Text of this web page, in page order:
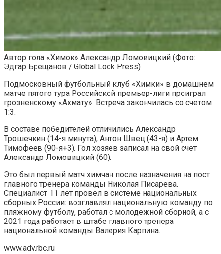
Автор гола «Химок» Александр Ломовицкий (Фото:
Эдгар Брещанов / Global Look Press)
Подмосковный футбольный клуб «Химки» в домашнем
матче пятого тура Российской премьер-лиги проиграл
грозненскому «Ахмату». Встреча закончилась со счетом
1:3.
В составе победителей отличились Александр
Трошечкин (14-я минута), Антон Швец (43-я) и Артем
Тимофеев (90-я+3). Гол хозяев записал на свой счет
Александр Ломовицкий (60).
Это был первый матч химчан после назначения на пост
главного тренера команды Николая Писарева.
Специалист 11 лет провел в системе национальных
сборных России: возглавлял национальную команду по
пляжному футболу, работал с молодежной сборной, а с
2021 года работает в штабе главного тренера
национальной команды Валерия Карпина.
www.adv.rbc.ru